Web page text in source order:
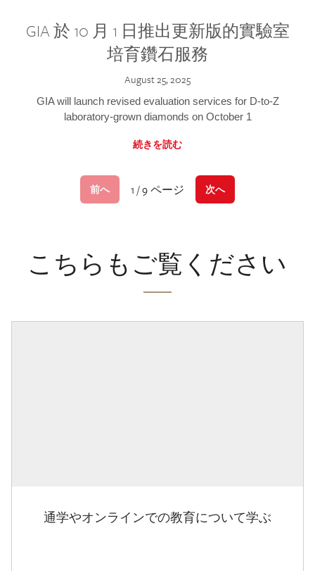
GIA 於 10 月 1 日推出更新版的實驗室
培育鑽石服務
August 25, 2025
GIA will launch revised evaluation services for D-to-Z
laboratory-grown diamonds on October 1
続きを読む
前へ 1 / 9 ページ 次へ
こちらもご覧ください
通学やオンラインでの教育について学ぶ